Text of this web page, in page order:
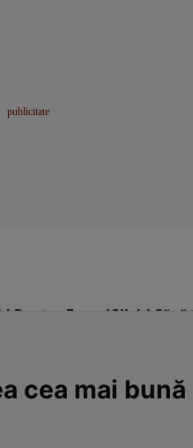
Pentru FemeiClick!
cea mai